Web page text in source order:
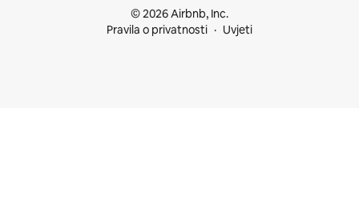
© 2026 Airbnb, Inc.
Pravila o privatnosti
Uvjeti